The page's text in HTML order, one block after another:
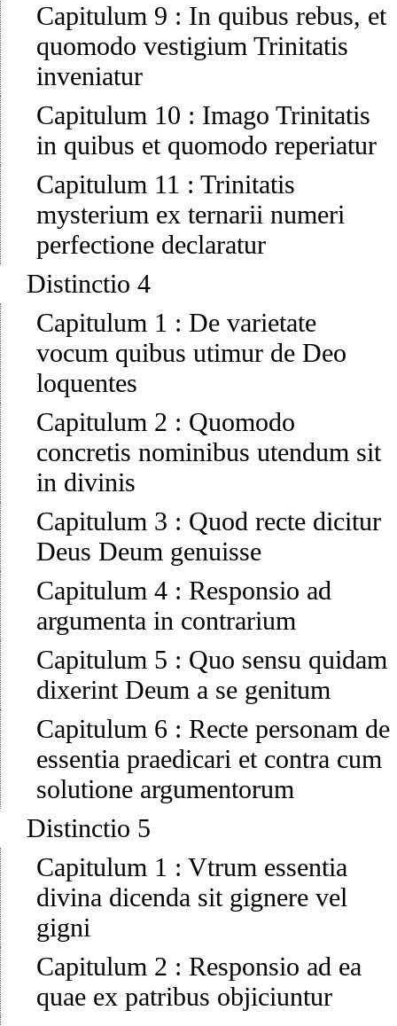
Capitulum 9 : In quibus rebus, et
quomodo vestigium Trinitatis
inveniatur
Capitulum 10 : Imago Trinitatis
in quibus et quomodo reperiatur
Capitulum 11 : Trinitatis
mysterium ex ternarii numeri
perfectione declaratur
Distinctio 4
Capitulum 1 : De varietate
vocum quibus utimur de Deo
loquentes
Capitulum 2 : Quomodo
concretis nominibus utendum sit
in divinis
Capitulum 3 : Quod recte dicitur
Deus Deum genuisse
Capitulum 4 : Responsio ad
argumenta in contrarium
Capitulum 5 : Quo sensu quidam
dixerint Deum a se genitum
Capitulum 6 : Recte personam de
essentia praedicari et contra cum
solutione argumentorum
Distinctio 5
Capitulum 1 : Vtrum essentia
divina dicenda sit gignere vel
gigni
Capitulum 2 : Responsio ad ea
quae ex patribus objiciuntur